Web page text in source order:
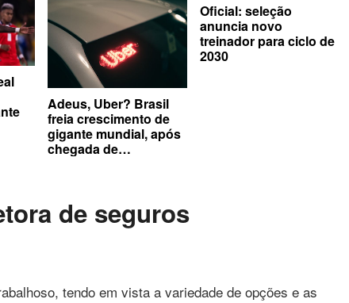
Adeus, Uber? Brasil
freia crescimento de
gigante mundial, após
chegada de
Oficial: seleção
anuncia novo
treinador para ciclo de
2030
de seguros
tendo em vista a variedade de opções e as